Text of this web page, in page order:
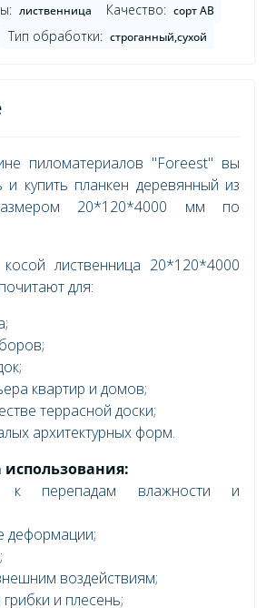
лиственница Качество: сорт AB
Тип обработки: строганный,сухой
пиломатериалов "Foreest" вы
и купить планкен деревянный из
20*120*4000 мм по
косой лиственница 20*120*4000
для:
квартир и домов;
террасной доски;
архитектурных форм.
к перепадам влажности и
деформации;
воздействиям;
и плесень;